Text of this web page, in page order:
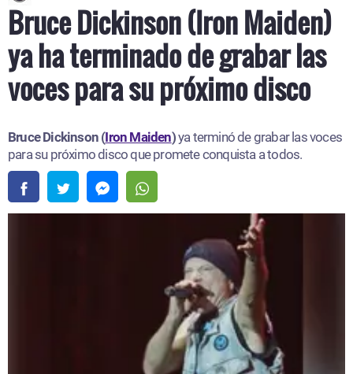
Bruce Dickinson (Iron Maiden)
ya ha terminado de grabar las
voces para su próximo disco
Bruce Dickinson (Iron Maiden)ya terminó de grabar las voces
para su próximo disco que promete conquista a todos.